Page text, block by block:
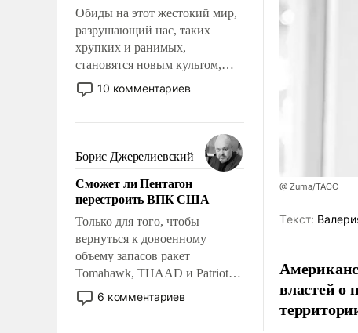
Обиды на этот жестокий мир,
разрушающий нас, таких
хрупких и ранимых,
становятся новым культом,
постепенно вытесняя и
отменяя традиционное
мужественным и твердым под
ударами судьбы, брать на себя
ответственность, помогать
слабым, идти вперед и
адаптироваться.
10 комментариев
Борис Джерелиевский
Сможет ли Пентагон
перестроить ВПК США
Только для того, чтобы
вернуться к довоенному
объему запасов ракет
Tomahawk, THAAD и Patriot
США потребуется более трех
лет. Даже небольшая война с
6 комментариев
@ Zuma/ТАСС
Tекст:
властей о